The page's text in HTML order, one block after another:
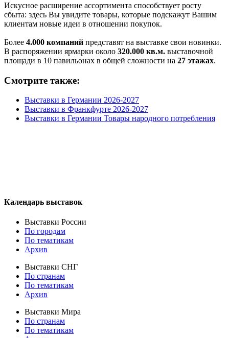
Искусное расширение ассортимента способствует росту
сбыта: здесь Вы увидите товары, которые подскажут Вашим
клиентам новые идеи в отношении покупок.
Более 4.000 компаний представят на выставке свои новинки.
В распоряжении ярмарки около 320.000 кв.м. выставочной
площади в 10 павильонах в общей сложности на 27 этажах.
Смотрите также:
Выставки в Германии 2026-2027
Выставки в Франкфурте 2026-2027
Выставки в Германии Товары народного потребления
Календарь выставок
Выставки России
По городам
По тематикам
Архив
Выставки СНГ
По странам
По тематикам
Архив
Выставки Мира
По странам
По тематикам